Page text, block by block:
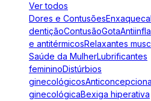
Ver todos
Dores e ContusõesEnxaqueca
dentiçãoContusãoGota
e antitérmicosRelaxantes
Saúde da MulherLubrificantes
femininoDistúrbios
ginecológicos
ginecológicaBexiga hiperativa